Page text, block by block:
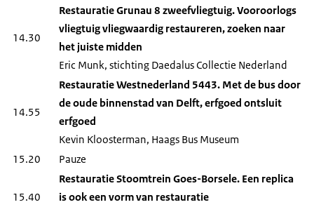
14.30
Restauratie Grunau 8 zweefvliegtuig. Vooroorlogs
vliegtuig vliegwaardig restaureren, zoeken naar
het juiste midden
Eric Munk, stichting Daedalus Collectie Nederland
14.55
Restauratie Westnederland 5443. Met de bus door
de oude binnenstad van Delft, erfgoed ontsluit
erfgoed
Kevin Kloosterman, Haags Bus Museum
15.20
Pauze
15.40
Restauratie Stoomtrein Goes-Borsele. Een replica
is ook een vorm van restauratie